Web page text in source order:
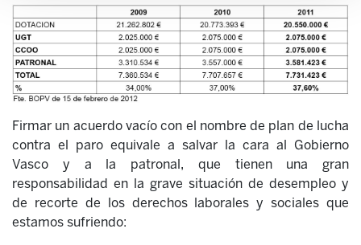
Firmar un acuerdo vacío con el nombre de plan de lucha
contra el paro equivale a salvar la cara al Gobierno
Vasco y a la patronal, que tienen una gran
responsabilidad en la grave situación de desempleo y
de recorte de los derechos laborales y sociales que
estamos sufriendo: